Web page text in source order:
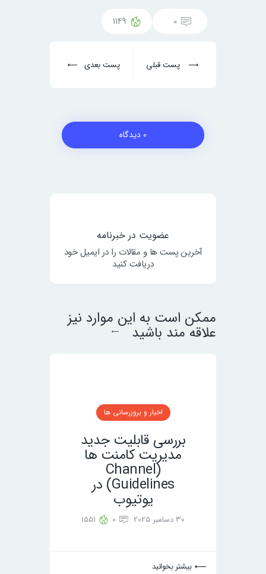
0
1149
پست قبلی پست بعدی
0 دیدگاه
عضویت در خبرنامه
آخرین پست ها و مقالات را در ایمیل خود
دریافت کنید
ممکن است به این موارد نیز
علاقه مند باشید
اخبار و بروزرسانی ها
بررسی قابلیت جدید
مدیریت کامنت ها
(Channel
Guidelines) در
یوتیوب
30 دسامبر 2025 0
1551
بیشتر بخوانید